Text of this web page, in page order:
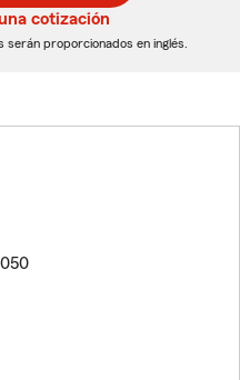
cotización
serán proporcionados en inglés.